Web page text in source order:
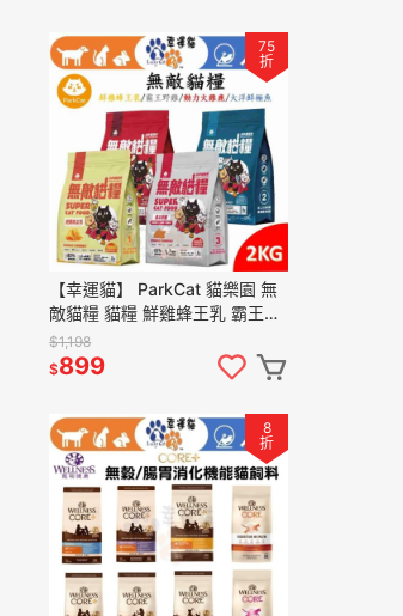
75
折
【幸運貓】 ParkCat 貓樂園 無
敵貓糧 貓糧 鮮雞蜂王乳 霸王野
雞 動力火雞鹿 大洋鮮極魚 2KG
貓飼料
$1,198
$899
8
折